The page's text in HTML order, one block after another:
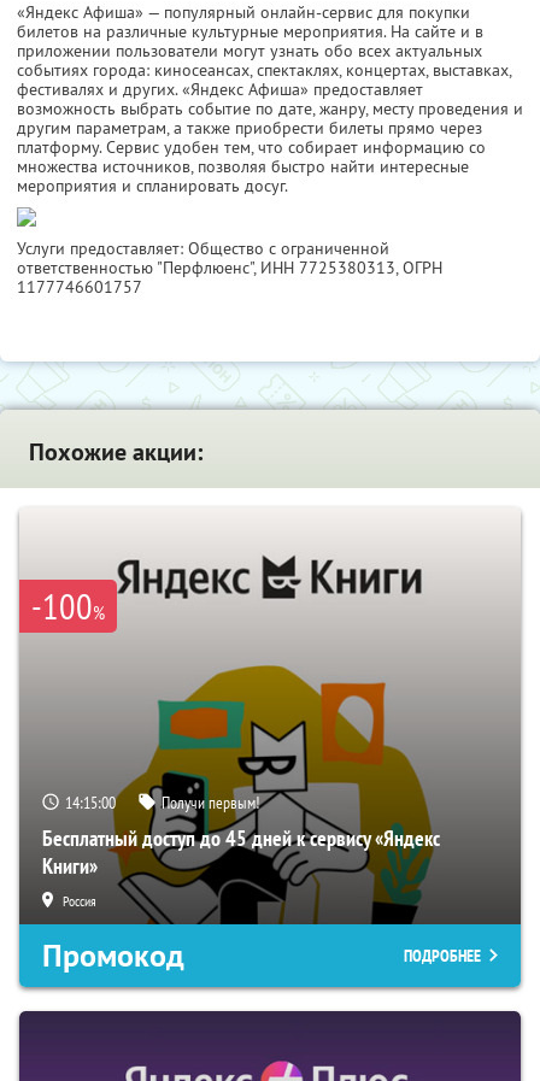
«Яндекс Афиша» — популярный онлайн-сервис для покупки
билетов на различные культурные мероприятия. На сайте и в
приложении пользователи могут узнать обо всех актуальных
событиях города: киносеансах, спектаклях, концертах, выставках,
фестивалях и других. «Яндекс Афиша» предоставляет
возможность выбрать событие по дате, жанру, месту проведения и
другим параметрам, а также приобрести билеты прямо через
платформу. Сервис удобен тем, что собирает информацию со
множества источников, позволяя быстро найти интересные
мероприятия и спланировать досуг.
Услуги предоставляет: Общество с ограниченной
ответственностью "Перфлюенс", ИНН 7725380313, ОГРН
1177746601757
Похожие акции:
-100%
14:14:59 Получи первым!
Бесплатный доступ до 45 дней к сервису «Яндекс
Книги»
Россия
Промокод ПОДРОБНЕЕ